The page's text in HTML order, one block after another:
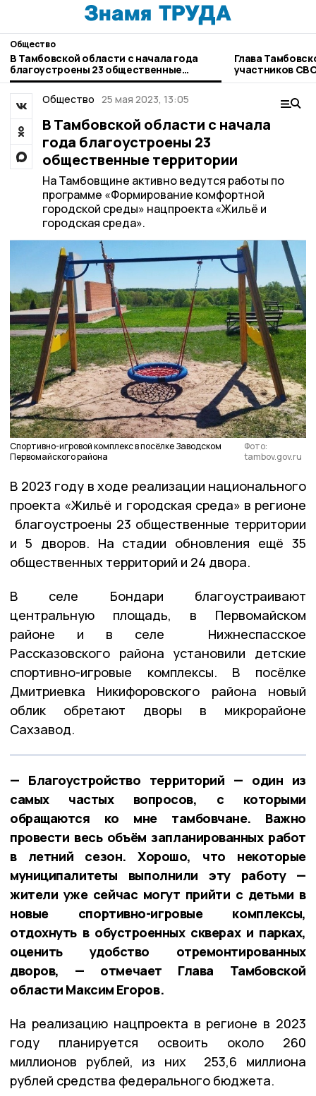
Общество
В Тамбовской области с начала года
благоустроены 23 общественные
территории
Глава
участников
Общество 25 мая 2023, 13:05
В Тамбовской области с начала
года благоустроены 23
общественные территории
На Тамбовщине активно ведутся работы по
программе «Формирование комфортной
городской среды» нацпроекта «Жильё и
городская среда».
Спортивно-игровой комплекс в посёлке Заводском
Первомайского района
Фото:
tambov.gov.ru
В 2023 году в ходе реализации национального
проекта «Жильё и городская среда» в регионе
благоустроены 23 общественные территории
и 5 дворов. На стадии обновления ещё 35
общественных территорий и 24 двора.
В селе Бондари благоустраивают
центральную площадь, в Первомайском
районе и в селе Нижнеспасское
Рассказовского района установили детские
спортивно-игровые комплексы. В посёлке
Дмитриевка Никифоровского района новый
облик обретают дворы в микрорайоне
Сахзавод.
— Благоустройство территорий — один из
самых частых вопросов, с которыми
обращаются ко мне тамбовчане. Важно
провести весь объём запланированных работ
в летний сезон. Хорошо, что некоторые
муниципалитеты выполнили эту работу —
жители уже сейчас могут прийти с детьми в
новые спортивно-игровые комплексы,
отдохнуть в обустроенных скверах и парках,
оценить удобство отремонтированных
дворов, — отмечает Глава Тамбовской
области Максим Егоров.
На реализацию нацпроекта в регионе в 2023
году планируется освоить около 260
миллионов рублей, из них 253,6 миллиона
рублей средства федерального бюджета.